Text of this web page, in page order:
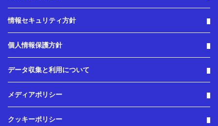
情報セキュリティ方針
個人情報保護方針
データ収集と利用について
メディアポリシー
クッキーポリシー